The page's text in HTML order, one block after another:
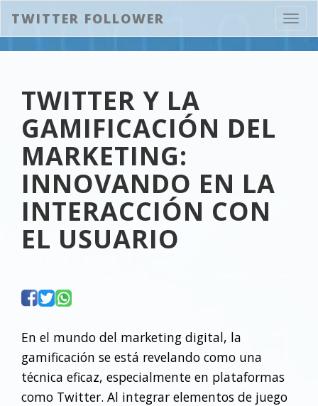
Abrir
TWITTER FOLLOWER
TWITTER Y LA
GAMIFICACIÓN DEL
MARKETING:
INNOVANDO EN LA
INTERACCIÓN CON
EL USUARIO
En el mundo del marketing digital, la
gamificación se está revelando como una
técnica eficaz, especialmente en plataformas
como Twitter. Al integrar elementos de juego